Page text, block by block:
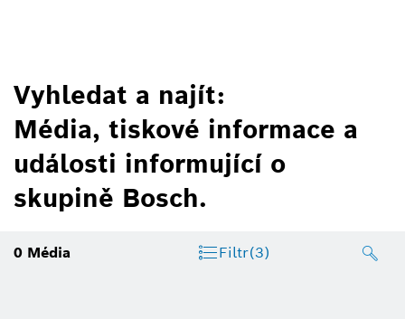
Vyhledat a najít:
Média, tiskové informace a
události informující o
skupině Bosch.
0 Média Filtr(3)